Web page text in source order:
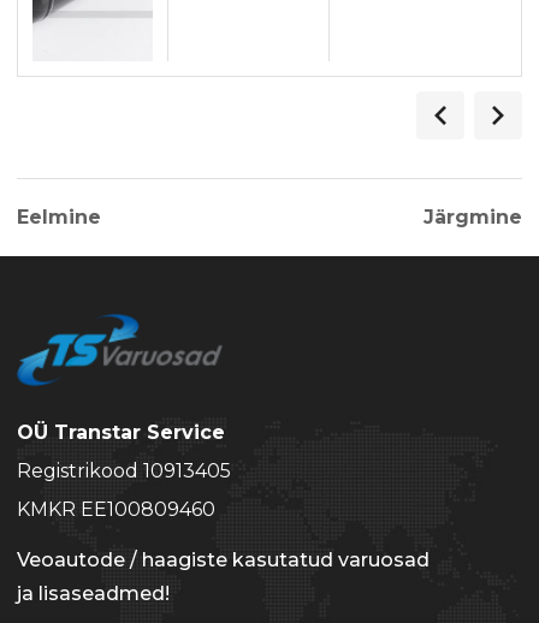
Eelmine Järgmine
OÜ Transtar Service
Registrikood 10913405
KMKR EE100809460
Veoautode / haagiste kasutatud varuosad
ja lisaseadmed!